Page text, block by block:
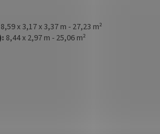
8,59 x 3,17 x 3,37 m - 27,23 m²
8,44 x 2,97 m - 25,06 m²